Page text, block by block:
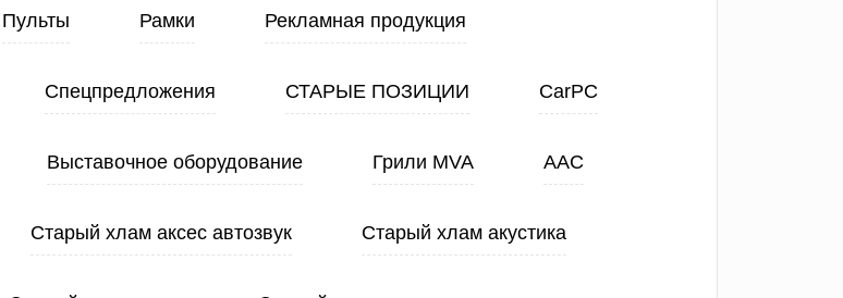
Пульты Рамки Рекламная продукция
Спецпредложения СТАРЫЕ ПОЗИЦИИ CarPC
Выставочное оборудование Грили MVA ААС
Старый хлам аксес автозвук Старый хлам акустика